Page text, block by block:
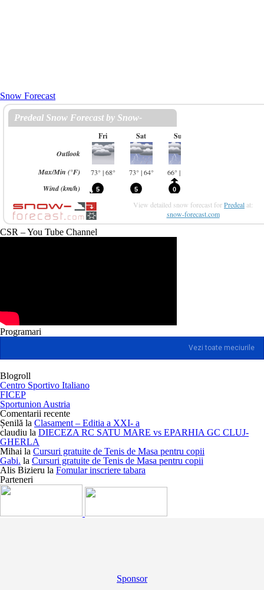
Snow Forecast
View detailed snow forecast forPredeal at:
snow-forecast.com
CSR – You Tube Channel
Programari
Vezi toate meciurile
Blogroll
Centro Sportivo Italiano
FICEP
Sportunion Austria
Comentarii recente
Șenilă la Clasament – Editia a XXI- a
claudiu la DIECEZA RC SATU MARE vs EPARHIA GC CLUJ-
GHERLA
Mihai la Cursuri gratuite de Tenis de Masa pentru copii
Gabi. la Cursuri gratuite de Tenis de Masa pentru copii
Alis Bizieru la Fomular inscriere tabara
Parteneri
Sponsor